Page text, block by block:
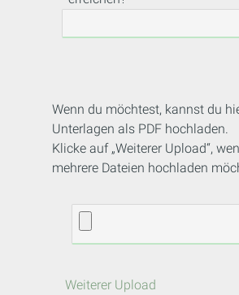
Wenn du möchtest, kannst du
Unterlagen als PDF hochladen.
Klicke auf „Weiterer Upload“,
mehrere Dateien hochladen
Weiterer Upload